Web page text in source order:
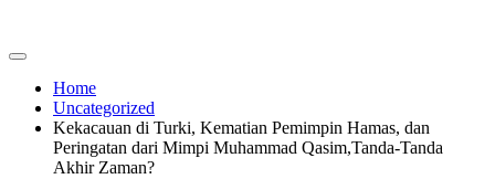
Home
Uncategorized
Kekacauan di Turki, Kematian Pemimpin Hamas, dan
Peringatan dari Mimpi Muhammad Qasim,Tanda-Tanda
Akhir Zaman?